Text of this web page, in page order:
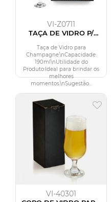
VI-Z0711
TAÇA DE VIDRO P/
CHAMPAGNE 190 ML
Taça de Vidro para
Champagne.\nCapacidade:
190ml\nUtilidade do
Produto:Ideal para brindar os
melhores
momentos.\nSugestão...
VI-40301